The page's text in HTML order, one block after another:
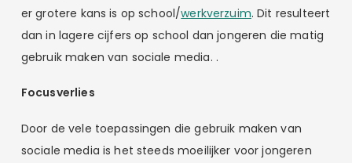
er grotere kans is op school/werkverzuim. Dit resulteert
dan in lagere cijfers op school dan jongeren die matig
gebruik maken van sociale media. .
Focusverlies
Door de vele toepassingen die gebruik maken van
sociale media is het steeds moeilijker voor jongeren